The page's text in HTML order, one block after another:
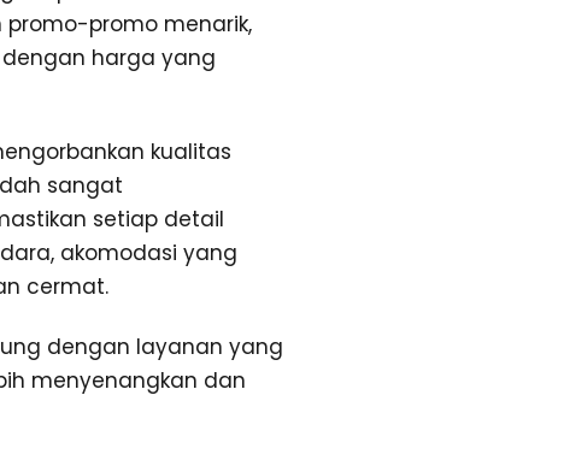
promo-promo menarik,
harga yang
kualitas
sangat
setiap detail
akomodasi yang
cermat.
dengan layanan yang
menyenangkan dan